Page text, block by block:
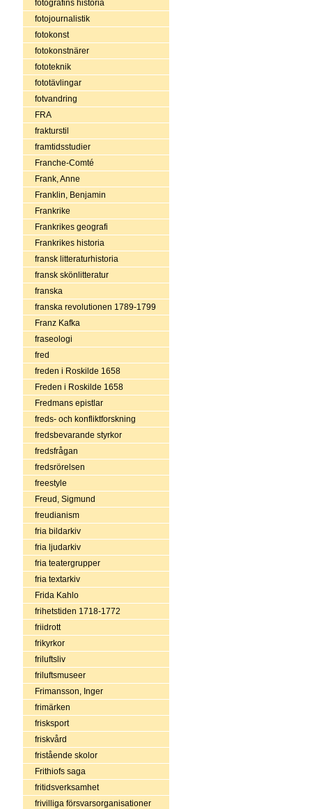
fotografins historia
fotojournalistik
fotokonst
fotokonstnärer
fototeknik
fototävlingar
fotvandring
FRA
frakturstil
framtidsstudier
Franche-Comté
Frank, Anne
Franklin, Benjamin
Frankrike
Frankrikes geografi
Frankrikes historia
fransk litteraturhistoria
fransk skönlitteratur
franska
franska revolutionen 1789-1799
Franz Kafka
fraseologi
fred
freden i Roskilde 1658
Freden i Roskilde 1658
Fredmans epistlar
freds- och konfliktforskning
fredsbevarande styrkor
fredsfrågan
fredsrörelsen
freestyle
Freud, Sigmund
freudianism
fria bildarkiv
fria ljudarkiv
fria teatergrupper
fria textarkiv
Frida Kahlo
frihetstiden 1718-1772
friidrott
frikyrkor
friluftsliv
friluftsmuseer
Frimansson, Inger
frimärken
frisksport
friskvård
fristående skolor
Frithiofs saga
fritidsverksamhet
frivilliga försvarsorganisationer